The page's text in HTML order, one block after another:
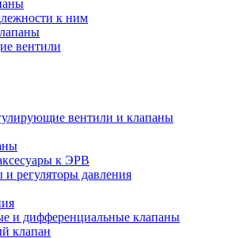
к ним
вентили
вентили и клапаны
к ЭРВ
регуляторы давления
и дифференциальные клапаны
клапан